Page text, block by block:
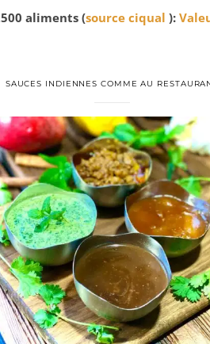
aliments (source ciqual ):
SAUCES INDIENNES COMME AU